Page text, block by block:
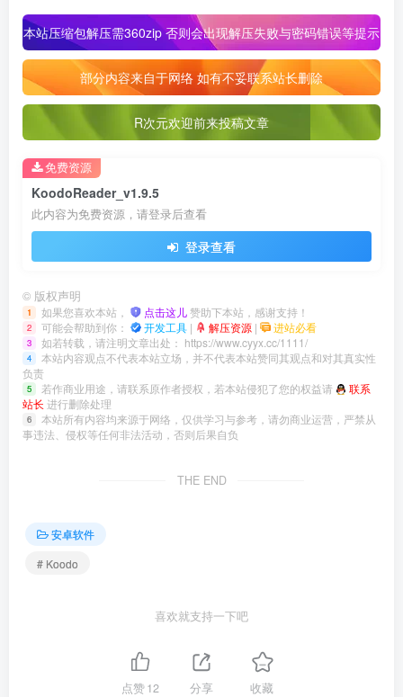
本站压缩包解压需360zip 否则会出现解压失败与密码错误等提示
部分内容来自于网络 如有不妥联系站长删除
R次元欢迎前来投稿文章
KoodoReader_v1.9.5
此内容为免费资源，请登录后查看
登录查看
免费资源
© 版权声明
1 如果您喜欢本站， 点击这儿赞助下本站，感谢支持！
2 可能会帮助到你： 开发工具 | 解压资源 | 进站必看
3 如若转载，请注明文章出处： https://www.cyyx.cc/1111/
4
本站内容观点不代表本站立场，并不代表本站赞同其观点和对其真实性
负责
5 若作商业用途，请联系原作者授权，若本站侵犯了您的权益请
联系
站长 进行删除处理
6
本站所有内容均来源于网络，仅供学习与参考，请勿商业运营，严禁从
事违法、侵权等任何非法活动，否则后果自负
THE END
安卓软件
# Koodo
喜欢就支持一下吧
点赞12 分享 收藏